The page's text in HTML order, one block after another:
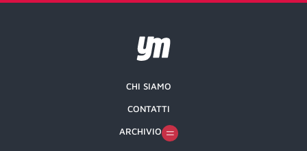
CHI SIAMO
CONTATTI
ARCHIVIO